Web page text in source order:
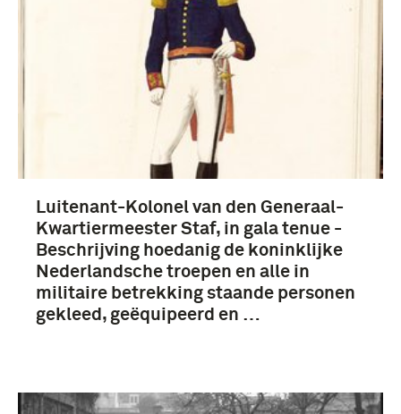
Luitenant-Kolonel van den Generaal-
Kwartiermeester Staf, in gala tenue -
Beschrijving hoedanig de koninklijke
Nederlandsche troepen en alle in
militaire betrekking staande personen
gekleed, geëquipeerd en …